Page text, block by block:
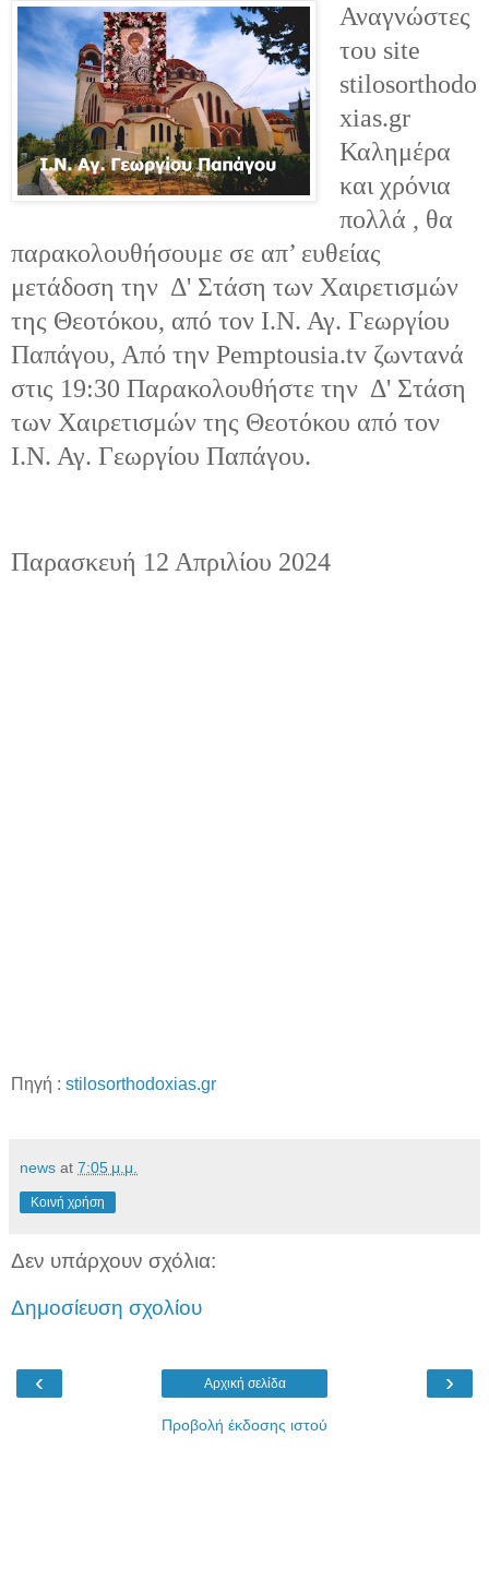
Αναγνώστες
του site
stilosorthodo
xias.gr
Καλημέρα
και χρόνια
πολλά , θα
παρακολουθήσουμε σε απ’ ευθείας
μετάδοση την Δ' Στάση των Χαιρετισμών
της Θεοτόκου, από τον Ι.Ν. Αγ. Γεωργίου
Παπάγου, Από την Pemptousia.tv ζωντανά
στις 19:30 Παρακολουθήστε την Δ' Στάση
των Χαιρετισμών της Θεοτόκου από τον
Ι.Ν. Αγ. Γεωργίου Παπάγου.
Παρασκευή 12 Απριλίου 2024
Πηγή : stilosorthodoxias.gr
news at 7:05 μ.μ.
Κοινή χρήση
Δεν υπάρχουν σχόλια:
Δημοσίευση σχολίου
‹ ›
Αρχική σελίδα
Προβολή έκδοσης ιστού